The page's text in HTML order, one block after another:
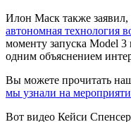
Илон Маск также заявил,
автономная технология
моменту запуска Model 3
одним объяснением
Вы можете прочитать
мы узнали на
Вот видео Кейси